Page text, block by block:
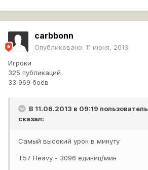
carbbonn
Опубликовано: 11 июня, 2013
Игроки
325 публикаций
33 969 боёв
В 11.06.2013 в 09:19 пользователь
сказал:
Самый высокий урон в минуту
T57 Heavy - 3096 единиц/мин